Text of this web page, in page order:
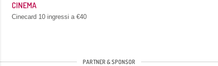
CINEMA
Cinecard 10 ingressi a €40
PARTNER & SPONSOR